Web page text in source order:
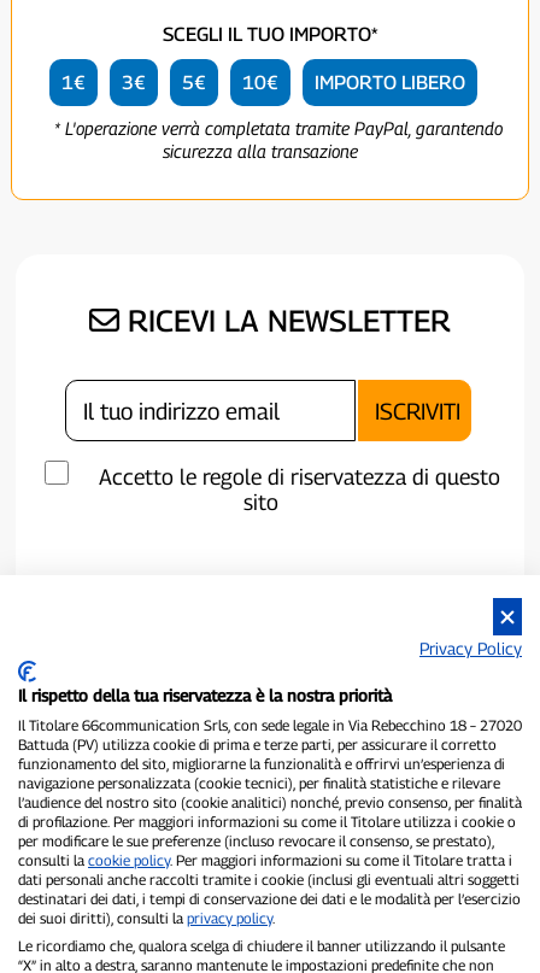
SCEGLI IL TUO IMPORTO*
1€ 3€ 5€ 10€ IMPORTO LIBERO
* L'operazione verrà completata tramite PayPal, garantendo
sicurezza alla transazione
RICEVI LA NEWSLETTER
Accetto le regole di riservatezza di questo
sito
P300.it è una Testata Giornalistica indipendente
Registrazione numero 1/2021 del 1/2/2021 - Tribunale di Pavia
Proprietario ed editore:66communication Srls- P.IVA
02798890188
Direttore Responsabile:Alessandro Secchi- Vicedirettore:Federico
Benedusi
Privacy Policy-Cookie Policy
Privacy Policy
Il rispetto della tua riservatezza è la nostra priorità
Il Titolare 66communication Srls, con sede legale in Via Rebecchino 18 – 27020
Battuda (PV) utilizza cookie di prima e terze parti, per assicurare il corretto
funzionamento del sito, migliorarne la funzionalità e offrirvi un’esperienza di
navigazione personalizzata (cookie tecnici), per finalità statistiche e rilevare
l’audience del nostro sito (cookie analitici) nonché, previo consenso, per finalità
di profilazione. Per maggiori informazioni su come il Titolare utilizza i cookie o
per modificare le sue preferenze (incluso revocare il consenso, se prestato),
consulti la cookie policy. Per maggiori informazioni su come il Titolare tratta i
dati personali anche raccolti tramite i cookie (inclusi gli eventuali altri soggetti
destinatari dei dati, i tempi di conservazione dei dati e le modalità per l’esercizio
dei suoi diritti), consulti la privacy policy.
Le ricordiamo che, qualora scelga di chiudere il banner utilizzando il pulsante
“X” in alto a destra, saranno mantenute le impostazioni predefinite che non